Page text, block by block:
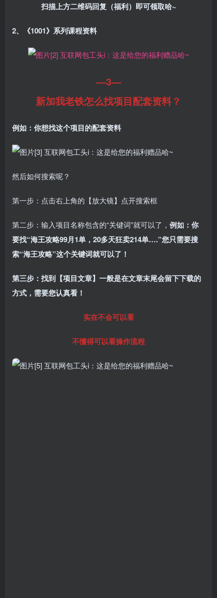
扫描上方二维码回复（福利）即可领取哈~
2、《1001》系列课程资料
—3—
新加我老铁怎么找项目配套资料？
例如：你想找这个项目的配套资料
然后如何搜索呢？
第一步：点击右上角的【放大镜】点开搜索框
第二步：输入项目名称包含的“关键词”就可以了， 例如：你
要找“海王攻略99月1单，20多天狂卖214单….”您只需要搜
索“海王攻略”这个关键词就可以了！
第三步：找到【项目文章】一般是在文章末尾会留下下载的
方式，需要您认真看！
实在不会可以看
不懂得可以看操作流程